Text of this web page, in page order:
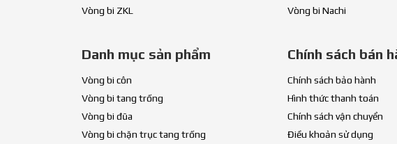
Vòng bi ZKL
Vòng bi Nachi
Danh mục sản phẩm
Vòng bi côn
Vòng bi tang trống
Vòng bi đũa
Vòng bi chặn trục tang trống
Chính sách bán
Chính sách bảo hành
Hình thức thanh toán
Chính sách vận chuyển
Điều khoản sử dụng